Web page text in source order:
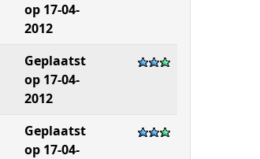
op 17-04-
2012
Geplaatst
op 17-04-
2012
Geplaatst
op 17-04-